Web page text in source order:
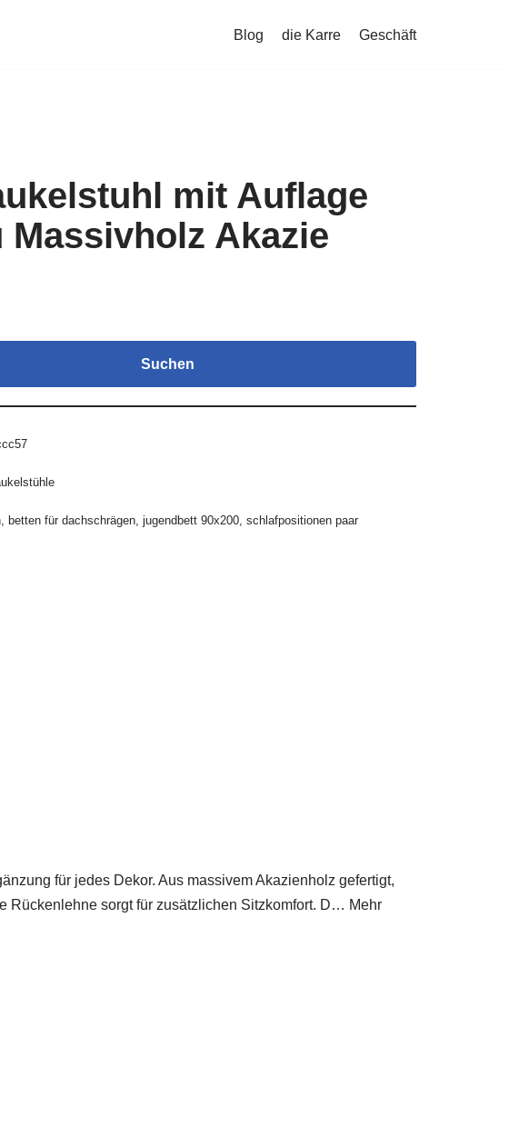
Blog die Karre Geschäft
mit Auflage
Massivholz Akazie
Suchen
, betten für dachschrägen, jugendbett 90x200, schlafpositionen paar
für jedes Dekor. Aus massivem Akazienholz gefertigt,
Rückenlehne sorgt für zusätzlichen Sitzkomfort. D… Mehr